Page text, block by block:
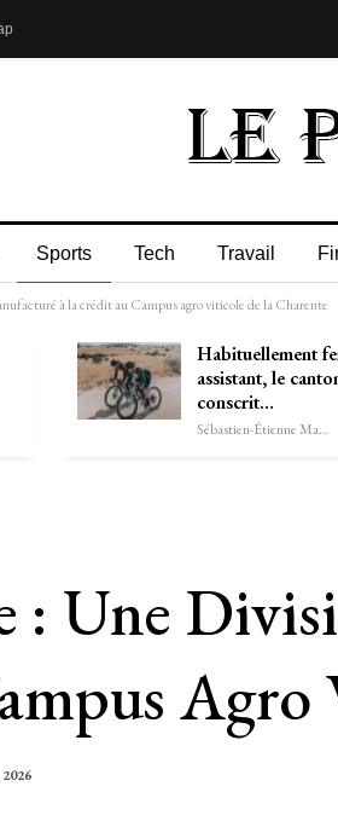
Sports Tech Travail
à la crédit au Campus agro viticole de la Charente
Habituellement
assistant, le
conscrit…
Sébastien-Étienne Marechal
: Une
Agro